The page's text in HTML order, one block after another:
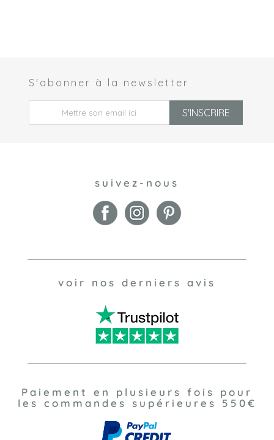
S'abonner à la newsletter
S'INSCRIRE
suivez-nous
voir nos derniers avis
Paiement en plusieurs fois pour
les commandes supérieures 550€